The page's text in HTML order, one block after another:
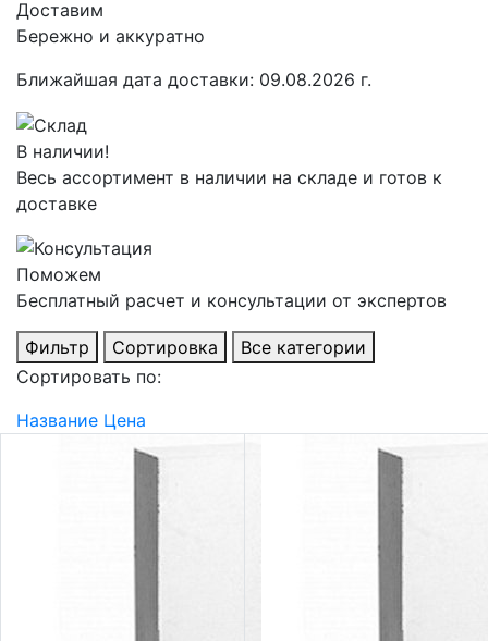
Доставим
Бережно и аккуратно
Ближайшая дата доставки: 09.08.2026 г.
В наличии!
Весь ассортимент в наличии на складе и готов к
доставке
Поможем
Бесплатный расчет и консультации от экспертов
Фильтр Сортировка
Все категории
Сортировать по:
Название Цена